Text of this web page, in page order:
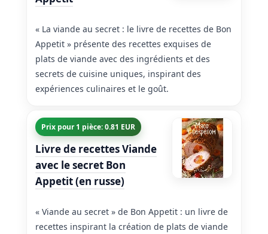
« La viande au secret : le livre de recettes de Bon
Appetit » présente des recettes exquises de
plats de viande avec des ingrédients et des
secrets de cuisine uniques, inspirant des
expériences culinaires et le goût.
Prix pour 1 pièce: 0.81 EUR
Livre de recettes Viande
avec le secret Bon
Appetit (en russe)
« Viande au secret » de Bon Appetit : un livre de
recettes inspirant la création de plats de viande